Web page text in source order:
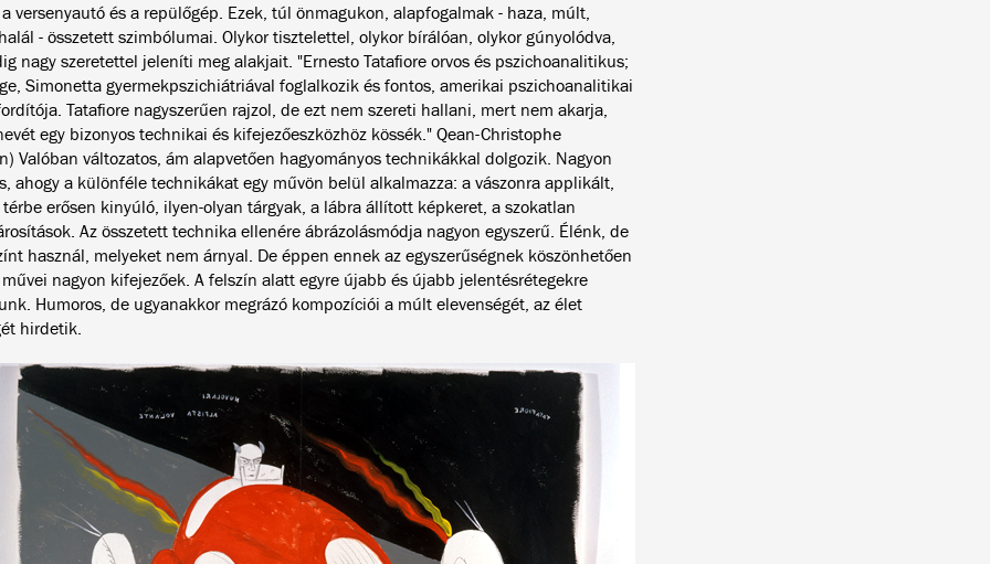
versenyautó és a repülőgép. Ezek, túl önmagukon, alapfogalmak - haza, múlt,
- összetett szimbólumai. Olykor tisztelettel, olykor bírálóan, olykor gúnyolódva,
nagy szeretettel jeleníti meg alakjait. "Ernesto Tatafiore orvos és pszichoanalitikus;
Simonetta gyermekpszichiátriával foglalkozik és fontos, amerikai pszichoanalitikai
Tatafiore nagyszerűen rajzol, de ezt nem szereti hallani, mert nem akarja,
egy bizonyos technikai és kifejezőeszközhöz kössék." Qean-Christophe
Valóban változatos, ám alapvetően hagyományos technikákkal dolgozik. Nagyon
ahogy a különféle technikákat egy művön belül alkalmazza: a vászonra applikált,
erősen kinyúló, ilyen-olyan tárgyak, a lábra állított képkeret, a szokatlan
Az összetett technika ellenére ábrázolásmódja nagyon egyszerű. Élénk, de
használ, melyeket nem árnyal. De éppen ennek az egyszerűségnek köszönhetően
nagyon kifejezőek. A felszín alatt egyre újabb és újabb jelentésrétegekre
Humoros, de ugyanakkor megrázó kompozíciói a múlt elevenségét, az élet
hirdetik.